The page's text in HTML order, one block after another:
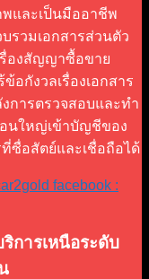
และเป็นมืออาชีพ
บรวมเอกสารส่วนตัว
รื่องสัญญาซื้อขาย
อกังวลเรื่องเอกสาร
งการตรวจสอบและทำ
นใหญ่เข้าบัญชีของ
ซื่อสัตย์และเชื่อถือได้
facebook :
การเหนือระดับ